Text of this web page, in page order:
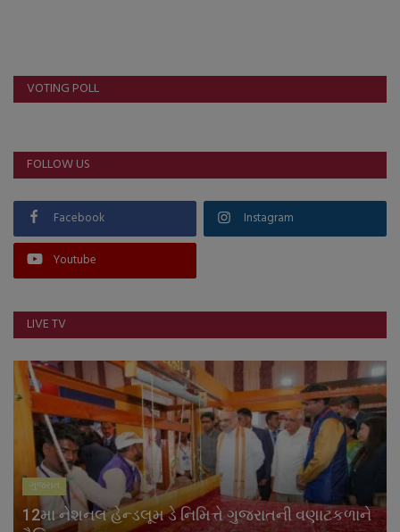
VOTING POLL
FOLLOW US
Facebook Instagram
Youtube
LIVE TV
ગુજરાત
12મા નેશનલ હેન્ડલૂમ ડે નિમિત્તે ગુજરાતની વણાટકળાને